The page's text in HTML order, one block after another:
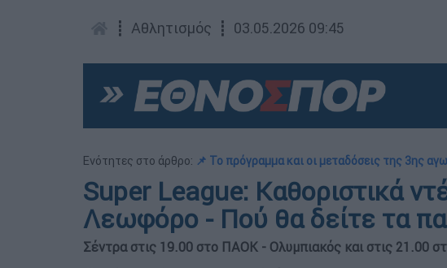
┋ Αθλητισμός ┋ 03.05.2026 09:45
Ενότητες στο άρθρο: 📌 Το πρόγραμμα και οι μεταδόσεις της 3ης
Super League: Καθοριστικά
Λεωφόρο - Πού θα δείτε τα
Σέντρα στις 19.00 στο ΠΑΟΚ - Ολυμπιακός και στις 21.00